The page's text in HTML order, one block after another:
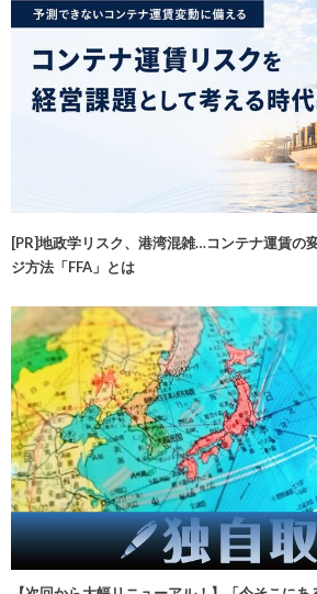
[PR]地政学リスク、港湾混雑…コンテナ運賃の
ジ方法「FFA」とは